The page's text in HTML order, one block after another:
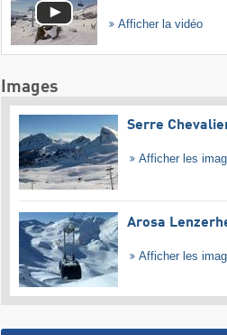
Afficher la vidéo
Images
Serre
Afficher les
Arosa
Afficher les